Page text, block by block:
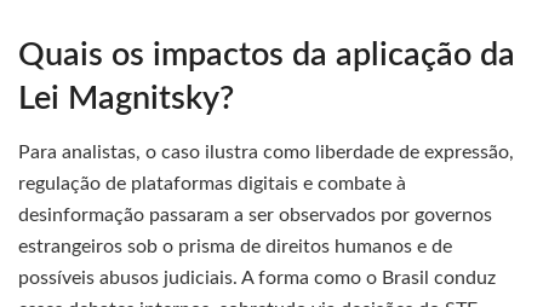
Quais os impactos da aplicação da
Lei Magnitsky?
Para analistas, o caso ilustra como liberdade de expressão,
regulação de plataformas digitais e combate à
desinformação passaram a ser observados por governos
estrangeiros sob o prisma de direitos humanos e de
possíveis abusos judiciais. A forma como o Brasil conduz